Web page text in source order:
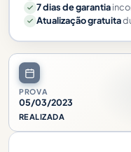
PROVA
05/03/2023
REALIZADA
7 dias de garantia
Atualização gratuita